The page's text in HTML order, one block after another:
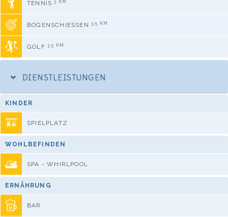
TENNIS3 KM
BOGENSCHIESSEN 3,5 KM
GOLF 3,5 KM
DIENSTLEISTUNGEN
KINDER
SPIELPLATZ
WOHLBEFINDEN
SPA - WHIRLPOOL
ERNÄHRUNG
BAR